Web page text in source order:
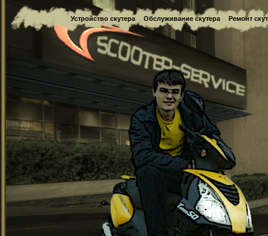
Устройство скутера Обслуживание скутера Ремонт